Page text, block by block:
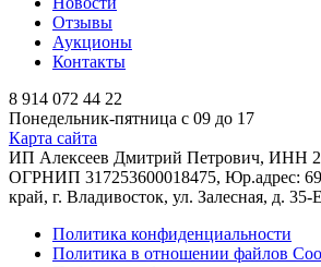
Отзывы
Аукционы
Контакты
8 914 072 44 22
Понедельник-пятница с 09 до 17
Карта сайта
ИП Алексеев Дмитрий Петрович, ИНН
ОГРНИП 317253600018475, Юр.адрес:
край, г. Владивосток, ул. Залесная, д. 35-Е
Политика конфиденциальности
Политика в отношении файлов